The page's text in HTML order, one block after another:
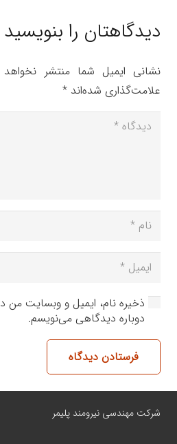
دیدگاهتان را بنویسید
نشانی ایمیل شما منتشر
علامت‌گذاری شده‌اند *
ذخیره نام، ایمیل و وبسایت من
دوباره دیدگاهی می‌نویسم.
فرستادن دیدگاه
شرکت مهندسی نیرومند پلیمر